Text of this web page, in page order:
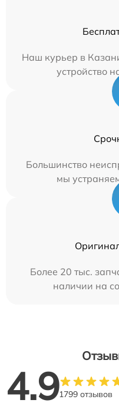
Наш курьер в
устройство
Большинство
мы
Более 20 тыс.
наличии на
4.91799 отзывов